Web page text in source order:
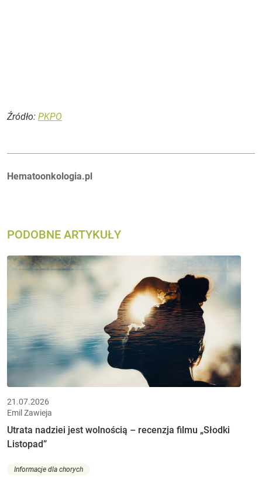
Źródło: PKPO
Autorzy:
Hematoonkologia.pl
PODOBNE ARTYKUŁY
21.07.2026
Emil Zawieja
Utrata nadziei jest wolnością – recenzja filmu „Słodki
Listopad”
Informacje dla chorych